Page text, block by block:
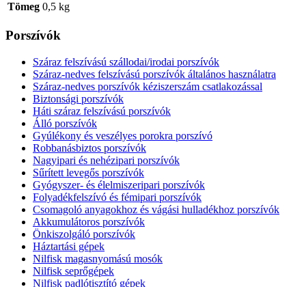
Tömeg 0,5 kg
Porszívók
Száraz felszívású szállodai/irodai porszívók
Száraz-nedves felszívású porszívók általános használatra
Száraz-nedves porszívók kéziszerszám csatlakozással
Biztonsági porszívók
Háti száraz felszívású porszívók
Álló porszívók
Gyúlékony és veszélyes porokra porszívó
Robbanásbiztos porszívók
Nagyipari és nehézipari porszívók
Sűrített levegős porszívók
Gyógyszer- és élelmiszeripari porszívók
Folyadékfelszívó és fémipari porszívók
Csomagoló anyagokhoz és vágási hulladékhoz porszívók
Akkumulátoros porszívók
Önkiszolgáló porszívók
Háztartási gépek
Nilfisk magasnyomású mosók
Nilfisk seprőgépek
Nilfisk padlótisztító gépek